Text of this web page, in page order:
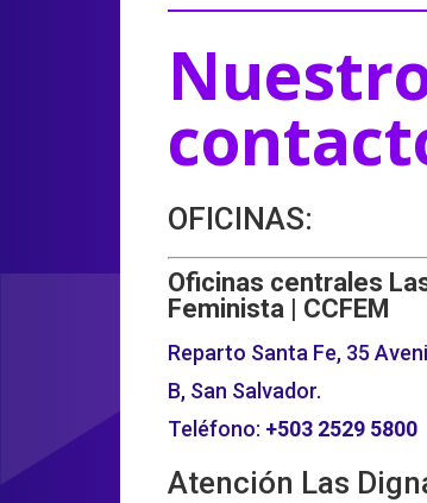
OFICINAS:
Oficinas centrales
Feminista | CCFEM
Reparto Santa Fe, 35
B, San Salvador.
Teléfono: +503 2529 5800
Atención Las